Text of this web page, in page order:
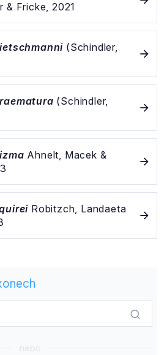
& Fricke, 2021
(Schindler,
(Schindler,
Ahnelt, Macek &
Robitzch, Landaeta
nebo